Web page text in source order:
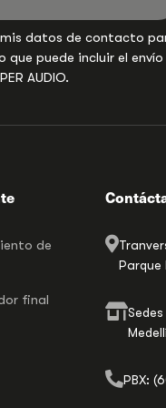
datos de contacto
que puede incluir el
AUDIO.
de
final
Parque
PBX: